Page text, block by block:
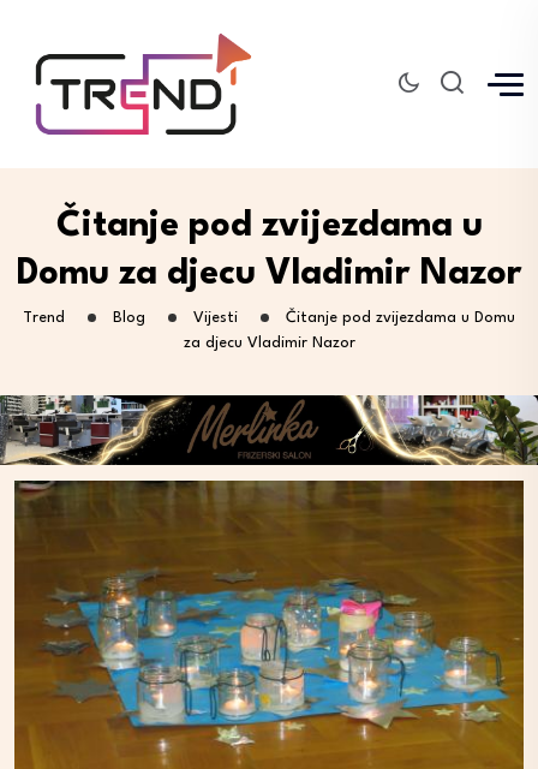
Čitanje pod zvijezdama u
Domu za djecu Vladimir Nazor
Trend Blog Vijesti
Čitanje pod zvijezdama u Domu
za djecu Vladimir Nazor